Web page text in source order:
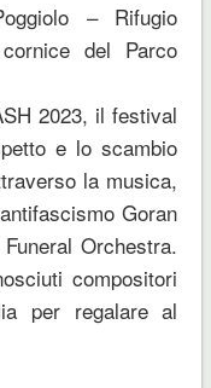
– Rifugio
del Parco
2023, il festival
e lo scambio
la musica,
Goran
Orchestra.
compositori
per regalare al